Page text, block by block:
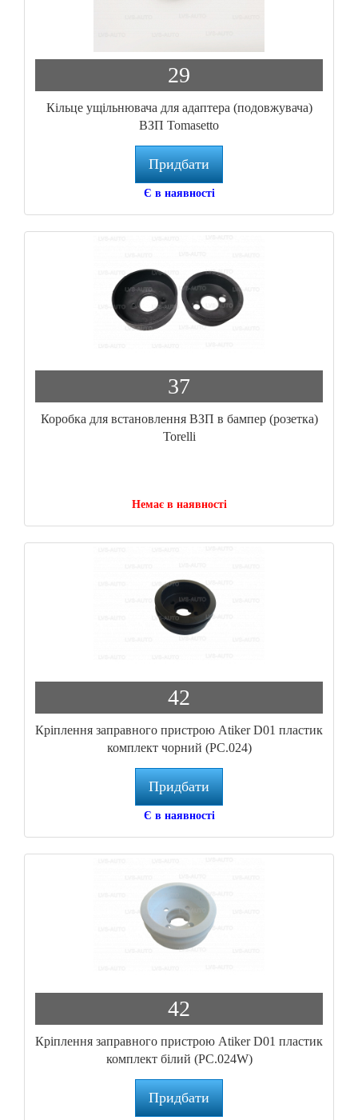
29
Кільце ущільнювача для адаптера (подовжувача)
ВЗП Tomasetto
Придбати
Є в наявності
37
Коробка для встановлення ВЗП в бампер (розетка)
Torelli
Немає в наявності
42
Кріплення заправного пристрою Atiker D01 пластик
комплект чорний (PC.024)
Придбати
Є в наявності
42
Кріплення заправного пристрою Atiker D01 пластик
комплект білий (PC.024W)
Придбати